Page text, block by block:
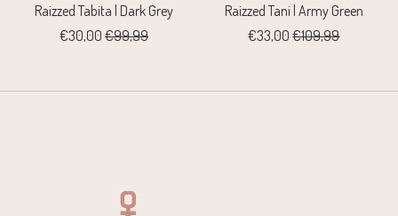
Raizzed Tabita | Dark Grey
€30,00 €99,99
Raizzed Tani | Army Green
€33,00 €109,99